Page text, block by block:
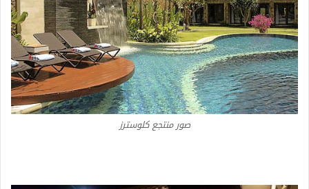
صور منتجع كلوسترز